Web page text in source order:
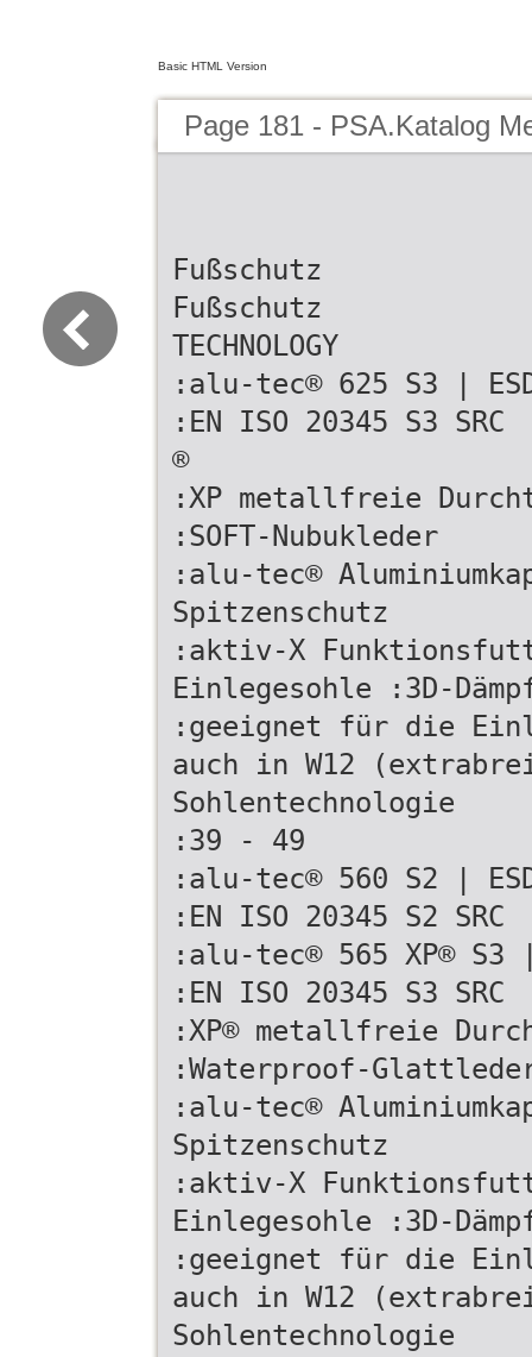
Basic HTML Version
Page 181 - PSA.Katalog
Fußschutz
Fußschutz
TECHNOLOGY
:alu-tec® 625 S3 |
:EN ISO 20345 S3 SRC
®
:XP metallfreie
:SOFT-Nubukleder
:alu-tec®
Spitzenschutz
:aktiv-X
Einlegesohle :3D-
:geeignet für die
auch in W12
Sohlentechnologie
:39 - 49
:alu-tec® 560 S2 |
:EN ISO 20345 S2 SRC
:alu-tec® 565 XP® S3 |
:EN ISO 20345 S3 SRC
:XP® metallfreie
:Waterproof-
:alu-tec®
Spitzenschutz
:aktiv-X
Einlegesohle :3D-
:geeignet für die
auch in W12
Sohlentechnologie